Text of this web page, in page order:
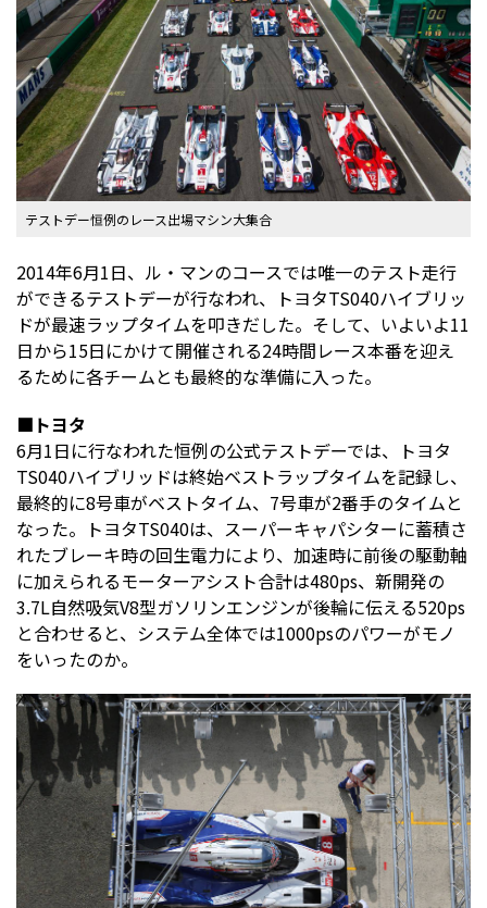
テストデー恒例のレース出場マシン大集合
2014年6月1日、ル・マンのコースでは唯一のテスト走行
ができるテストデーが行なわれ、トヨタTS040ハイブリッ
ドが最速ラップタイムを叩きだした。そして、いよいよ11
日から15日にかけて開催される24時間レース本番を迎え
るために各チームとも最終的な準備に入った。
■トヨタ
6月1日に行なわれた恒例の公式テストデーでは、トヨタ
TS040ハイブリッドは終始ベストラップタイムを記録し、
最終的に8号車がベストタイム、7号車が2番手のタイムと
なった。トヨタTS040は、スーパーキャパシターに蓄積さ
れたブレーキ時の回生電力により、加速時に前後の駆動軸
に加えられるモーターアシスト合計は480ps、新開発の
3.7L自然吸気V8型ガソリンエンジンが後輪に伝える520ps
と合わせると、システム全体では1000psのパワーがモノ
をいったのか。